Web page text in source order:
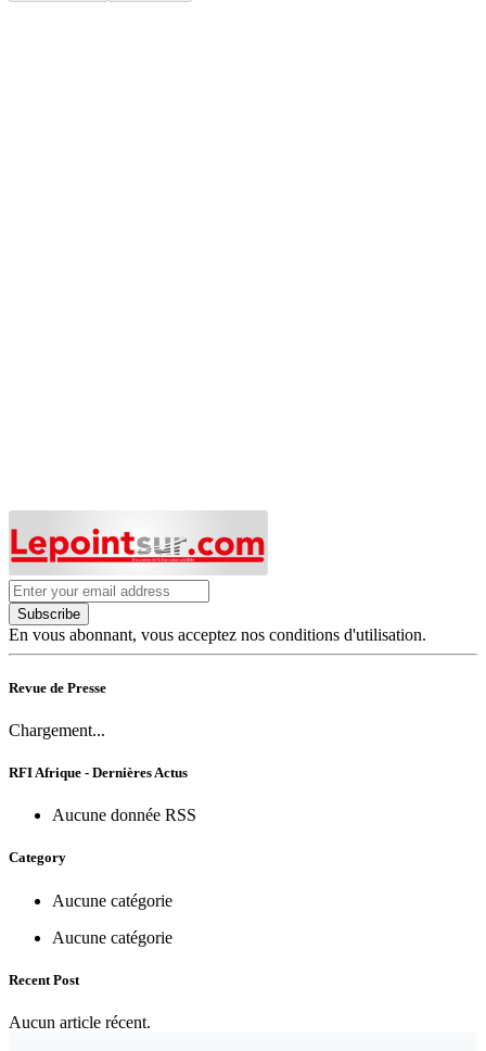
Subscribe
En vous abonnant, vous acceptez nos conditions d'utilisation.
Revue de Presse
Chargement...
RFI Afrique - Dernières Actus
Aucune donnée RSS
Category
Aucune catégorie
Aucune catégorie
Recent Post
Aucun article récent.